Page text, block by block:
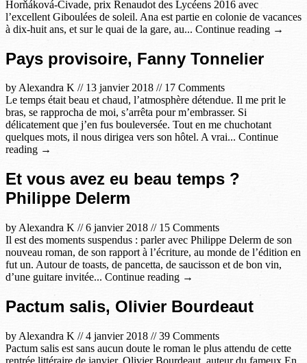
Horňáková-Civade, prix Renaudot des Lycéens 2016 avec
l’excellent Giboulées de soleil. Ana est partie en colonie de vacances
à dix-huit ans, et sur le quai de la gare, au... Continue reading →
Pays provisoire, Fanny Tonnelier
byAlexandra K // 13 janvier 2018 // 17 Comments
Le temps était beau et chaud, l’atmosphère détendue. Il me prit le
bras, se rapprocha de moi, s’arrêta pour m’embrasser. Si
délicatement que j’en fus bouleversée. Tout en me chuchotant
quelques mots, il nous dirigea vers son hôtel. A vrai... Continue
reading →
Et vous avez eu beau temps ?
Philippe Delerm
by Alexandra K //6 janvier 2018 // 15 Comments
Il est des moments suspendus : parler avec Philippe Delerm de son
nouveau roman, de son rapport à l’écriture, au monde de l’édition en
fut un. Autour de toasts, de pancetta, de saucisson et de bon vin,
d’une guitare invitée... Continue reading →
Pactum salis, Olivier Bourdeaut
by Alexandra K //4 janvier 2018 //39 Comments
Pactum salis est sans aucun doute le roman le plus attendu de cette
rentrée littéraire de janvier. Olivier Bourdeaut, auteur du fameux En